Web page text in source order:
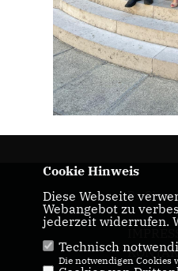
Dr. Oliver
Cookie Hinweis
Diese Webseite
Webangebot zu
jederzeit widerrufen.
Technisch
Die notwendigen Cookies